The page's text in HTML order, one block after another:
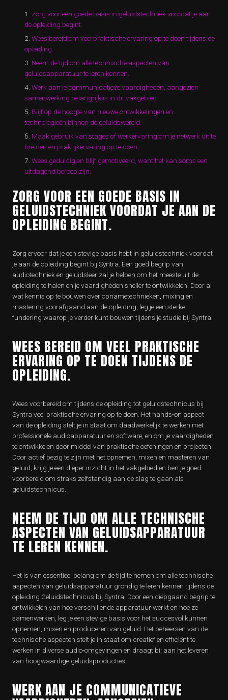
Zorg voor een goede basis in geluidstechniek voordat je aan
de opleiding begint.
Wees bereid om veel praktische ervaring op te doen tijdens de
opleiding.
Neem de tijd om alle technische aspecten van
geluidsapparatuur te leren kennen.
Werk aan je communicatieve vaardigheden, aangezien
samenwerking belangrijk is in dit vakgebied.
Blijf op de hoogte van nieuwe ontwikkelingen en
technologieën binnen de geluidswereld.
Maak gebruik van stages of werkervaring om je netwerk uit te
breiden en praktijkervaring op te doen.
Wees geduldig en blijf gemotiveerd, want het kan soms een
uitdagend beroep zijn.
ZORG VOOR EEN GOEDE BASIS IN
GELUIDSTECHNIEK VOORDAT JE AAN DE
OPLEIDING BEGINT.
Zorg ervoor dat je een stevige basis hebt in geluidstechniek voordat
je aan de opleiding begint bij Syntra. Een goed begrip van
audiotechniek en geluidsleer zal je helpen om het meeste uit de
opleiding te halen en je vaardigheden sneller te ontwikkelen. Door al
wat kennis op te bouwen over opnametechnieken, mixing en
mastering voorafgaand aan de opleiding, leg je een sterke
fundering waarop je verder kunt bouwen tijdens je studie bij Syntra.
WEES BEREID OM VEEL PRAKTISCHE
ERVARING OP TE DOEN TIJDENS DE
OPLEIDING.
Wees voorbereid om tijdens de opleiding tot geluidstechnicus bij
Syntra veel praktische ervaring op te doen. Het hands-on aspect
van de opleiding stelt je in staat om daadwerkelijk te werken met
professionele audioapparatuur en software, en om je vaardigheden
te ontwikkelen door middel van praktische oefeningen en projecten.
Door actief bezig te zijn met het opnemen, mixen en masteren van
geluid, krijg je een dieper inzicht in het vakgebied en ben je goed
voorbereid om straks zelfstandig aan de slag te gaan als
geluidstechnicus.
NEEM DE TIJD OM ALLE TECHNISCHE
ASPECTEN VAN GELUIDSAPPARATUUR
TE LEREN KENNEN.
Het is van essentieel belang om de tijd te nemen om alle technische
aspecten van geluidsapparatuur grondig te leren kennen tijdens de
opleiding Geluidstechnicus bij Syntra. Door een diepgaand begrip te
ontwikkelen van hoe verschillende apparatuur werkt en hoe ze
samenwerken, leg je een stevige basis voor het succesvol kunnen
opnemen, mixen en produceren van geluid. Het beheersen van de
technische aspecten stelt je in staat om creatief en efficiënt te
werken in diverse audio-omgevingen en draagt bij aan het leveren
van hoogwaardige geluidsproducties.
WERK AAN JE COMMUNICATIEVE